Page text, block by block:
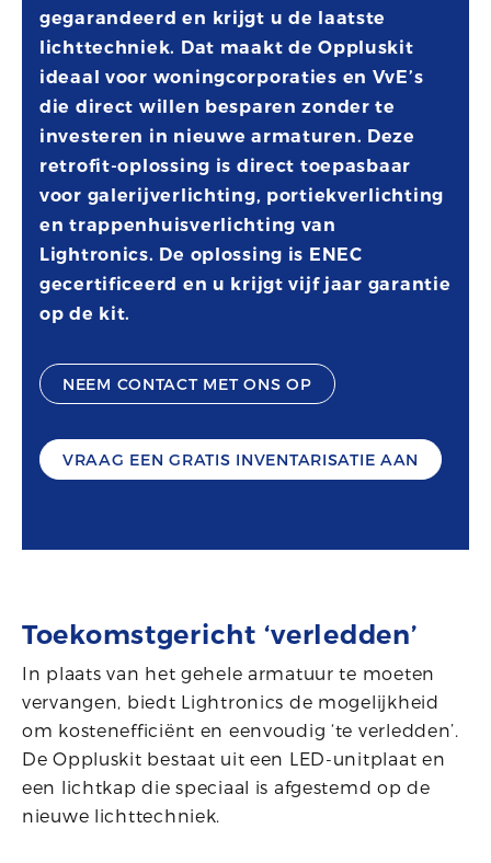
gegarandeerd en krijgt u de laatste
lichttechniek. Dat maakt de Oppluskit
ideaal voor woningcorporaties en VvE’s
die direct willen besparen zonder te
investeren in nieuwe armaturen. Deze
retrofit-oplossing is direct toepasbaar
voor galerijverlichting, portiekverlichting
en trappenhuisverlichting van
Lightronics. De oplossing is ENEC
gecertificeerd en u krijgt vijf jaar garantie
op de kit.
NEEM CONTACT MET ONS OP
VRAAG EEN GRATIS INVENTARISATIE AAN
Toekomstgericht ‘verledden’
In plaats van het gehele armatuur te moeten
vervangen, biedt Lightronics de mogelijkheid
om kostenefficiënt en eenvoudig ‘te verledden’.
De Oppluskit bestaat uit een LED-unitplaat en
een lichtkap die speciaal is afgestemd op de
nieuwe lichttechniek.